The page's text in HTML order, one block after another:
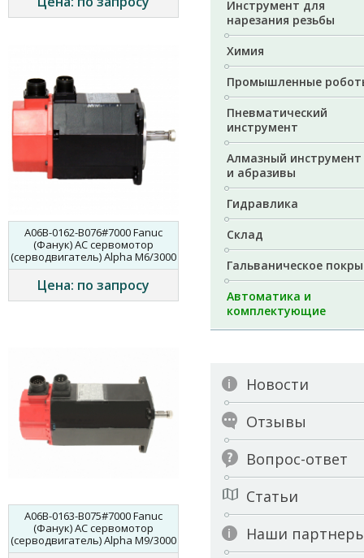
A06B-0162-B076#7000 Fanuc
(Фанук) AC сервомотор
(серводвигатель) Alpha M6/3000
Цена: по запросу
A06B-0163-B075#7000 Fanuc
(Фанук) AC сервомотор
(серводвигатель) Alpha M9/3000
Инструмент для
нарезания резьбы
Химия
Промышленные
Пневматический
инструмент
Алмазный инструмент
и абразивы
Гидравлика
Склад
Гальваническое
Автоматика и
комплектующие
Новости
Отзывы
Вопрос-ответ
Статьи
Наши